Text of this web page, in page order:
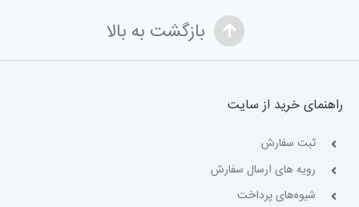
بازگشت به بالا
راهنمای خرید از سایت
ثبت سفارش
رویه های ارسال سفارش
شیوه‌های پرداخت